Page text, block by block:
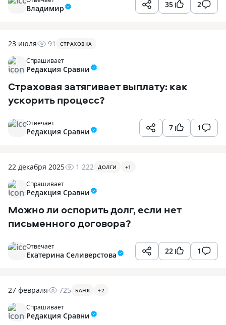
35 2
Владимир
23 июля 91 СТРАХОВКА
Спрашивает
Редакция Сравни
Страховая затягивает выплату: как
ускорить процесс?
7 1
Отвечает
Редакция Сравни
22 декабря 2025 1 222 ДОЛГИ +1
Спрашивает
Редакция Сравни
Можно ли оспорить долг, если нет
письменного договора?
22 1
Отвечает
Екатерина Селиверстова
27 февраля 725 БАНК +2
Спрашивает
Редакция Сравни